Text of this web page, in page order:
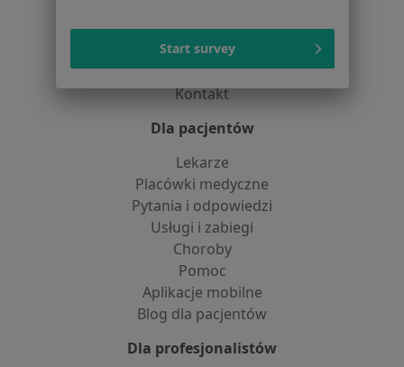
Praca Rekrutujemy!
Partnerzy
Centrum prasowe
Kontakt
Dla pacjentów
Lekarze
Placówki medyczne
Pytania i odpowiedzi
Usługi i zabiegi
Choroby
Pomoc
Aplikacje mobilne
Blog dla pacjentów
Dla profesjonalistów
Start survey